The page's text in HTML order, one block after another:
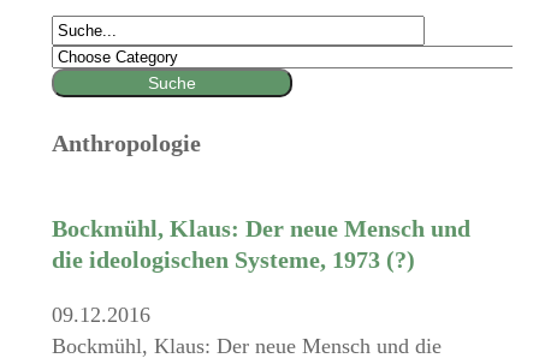
Anthropologie
Bockmühl, Klaus: Der neue Mensch und
die ideologischen Systeme, 1973 (?)
09.12.2016
Bockmühl, Klaus: Der neue Mensch und die